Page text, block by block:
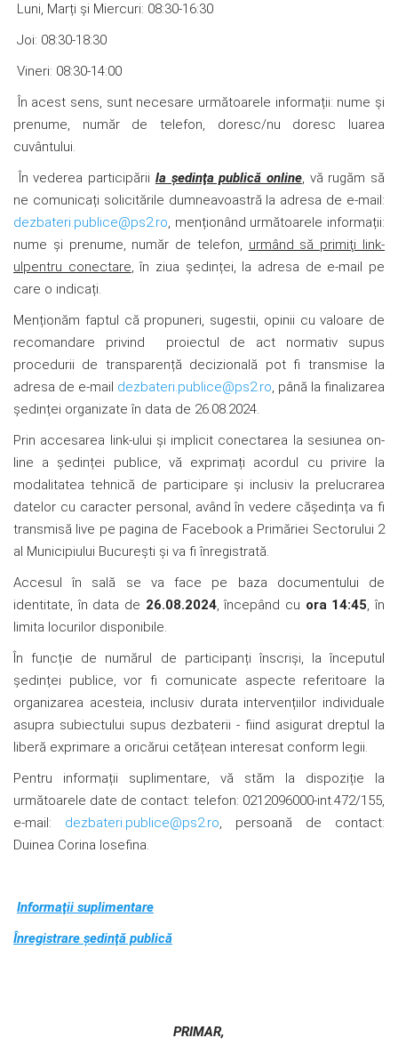
Luni, Marți și Miercuri: 08:30-16:30
Joi: 08:30-18:30
Vineri: 08:30-14:00
În acest sens, sunt necesare următoarele informații: nume şi
prenume, număr de telefon, doresc/nu doresc luarea
cuvântului.
În vederea participării la şedinţa publică online, vă rugăm să
ne comunicați solicitările dumneavoastră la adresa de e-mail:
dezbateri.publice@ps2.ro, menționând următoarele informații:
nume şi prenume, număr de telefon, urmând să primiţi link-
ulpentru conectare, în ziua ședinței, la adresa de e-mail pe
care o indicați.
Menționăm faptul că propuneri, sugestii, opinii cu valoare de
recomandare privind proiectul de act normativ supus
procedurii de transparență decizională pot fi transmise la
adresa de e-mail dezbateri.publice@ps2.ro, până la finalizarea
ședinței organizate în data de 26.08.2024.
Prin accesarea link-ului şi implicit conectarea la sesiunea on-
line a ședinței publice, vă exprimați acordul cu privire la
modalitatea tehnică de participare şi inclusiv la prelucrarea
datelor cu caracter personal, având în vedere căședința va fi
transmisă live pe pagina de Facebook a Primăriei Sectorului 2
al Municipiului Bucureşti şi va fi înregistrată.
Accesul în sală se va face pe baza documentului de
identitate, în data de 26.08.2024, începând cu ora 14:45, în
limita locurilor disponibile.
În funcție de numărul de participanți înscriși, la începutul
ședinței publice, vor fi comunicate aspecte referitoare la
organizarea acesteia, inclusiv durata intervențiilor individuale
asupra subiectului supus dezbaterii - fiind asigurat dreptul la
liberă exprimare a oricărui cetățean interesat conform legii.
Pentru informații suplimentare, vă stăm la dispoziție la
următoarele date de contact: telefon: 0212096000-int.472/155,
e-mail: dezbateri.publice@ps2.ro, persoană de contact:
Duinea Corina Iosefina.
Informaţii suplimentare
Înregistrare şedinţă publică
PRIMAR,